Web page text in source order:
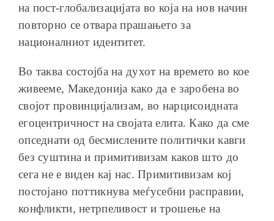
на пост-глобализацијата во која на нов начин
повторно се отвара прашањето за
националниот идентитет.
Во таква состојба на духот на времето во кое
живееме, Македонија како да е заробена во
својот провинцијализам, во нарцисоидната
егоцентричност на својата елита. Како да сме
опседнати од бесмислените политички кавги
без суштина и примитивизам каков што до
сега не е виден кај нас. Примитивизам кој
постојано поттикнува меѓусебни расправии,
конфликти, нетрпеливост и трошење на